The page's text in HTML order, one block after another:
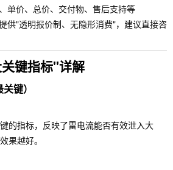
单价、总价、交付物、售后支持等
供"透明报价制、无隐形消费"，建议直接咨
键指标"详解
键）
的指标，反映了雷电流能否有效泄入大
果越好。